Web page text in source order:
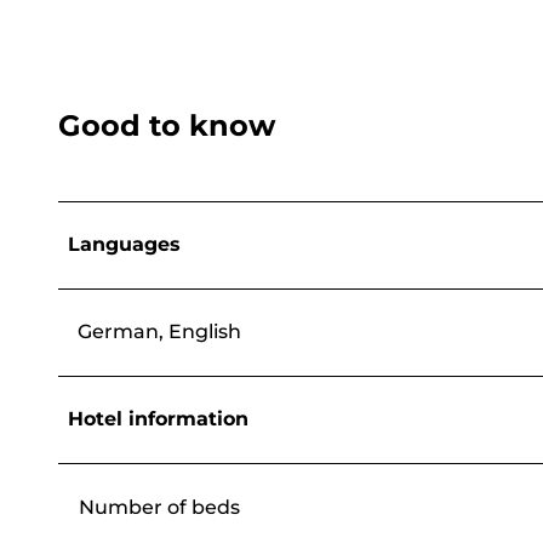
Good to know
Languages
German, English
Hotel information
Number of beds